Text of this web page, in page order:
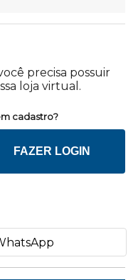
precisa possuir
loja virtual.
cadastro?
FAZER LOGIN